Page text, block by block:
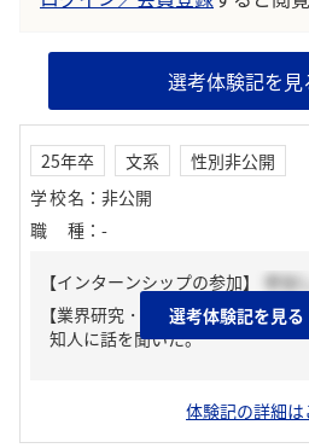
選考体験記を見
25年卒 文系
性別非公開
学校名 ： 非公開
職種 ： -
【インターンシップの参加】
参加
【業界研究・企業研究はどんな風
知人に話を聞いた。
選考体験記を見る
体験記の詳細は